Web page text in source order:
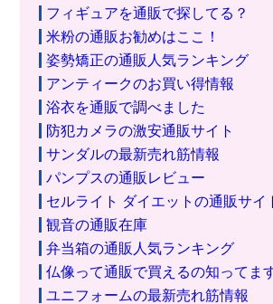
フィギュアを通販で探してる？
米粉の通販お勧めはここ！
姿勢矯正の通販人気ランキング
アンティークのお買い得情報
浴衣を通販で調べました
防犯カメラの激安通販サイト
サンダルの最新売れ筋情報
パンプスの通販レビュー
セルライト ダイエットの通販サイ
観音の通販在庫
弁当箱の通販人気ランキング
仏像って通販で買えるの知ってま
ユニフォームの最新売れ筋情報